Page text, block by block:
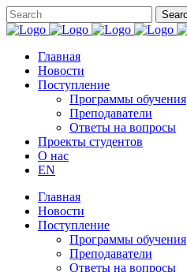
Главная
Новости
Поступление
Программы обучения
Преподаватели
Ответы на вопросы
Проекты студентов
О нас
EN
Главная
Новости
Поступление
Программы обучения
Преподаватели
Ответы на вопросы